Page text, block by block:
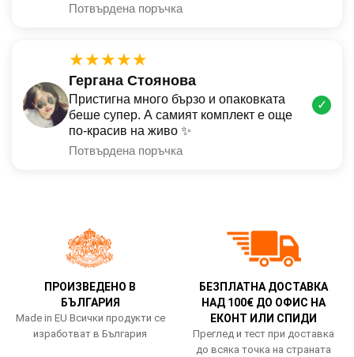
Потвърдена поръчка
★★★★★
Гергана Стоянова
Пристигна много бързо и опаковката
беше супер. А самият комплект е още
по-красив на живо ✨
Потвърдена поръчка
✓
ПРОИЗВЕДЕНО В
БЪЛГАРИЯ
Made in EU Всички продукти се
изработват в България
БЕЗПЛАТНА ДОСТАВКА
НАД 100€ ДО ОФИС НА
ЕКОНТ ИЛИ СПИДИ
Преглед и тест при доставка
до всяка точка на страната